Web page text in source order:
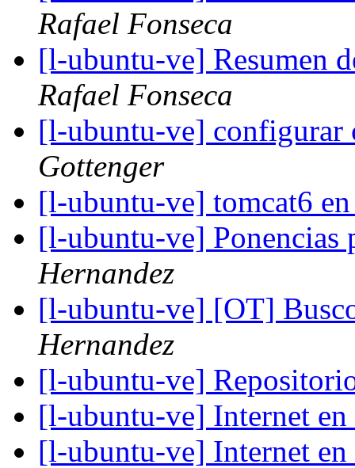
Rafael Fonseca
[l-ubuntu-ve] Resumen
Rafael Fonseca
[l-ubuntu-ve] configurar
Gottenger
[l-ubuntu-ve] tomcat6
[l-ubuntu-ve] Ponencias
Hernandez
[l-ubuntu-ve] [OT]
Hernandez
[l-ubuntu-ve]
[l-ubuntu-ve] Internet
[l-ubuntu-ve] Internet